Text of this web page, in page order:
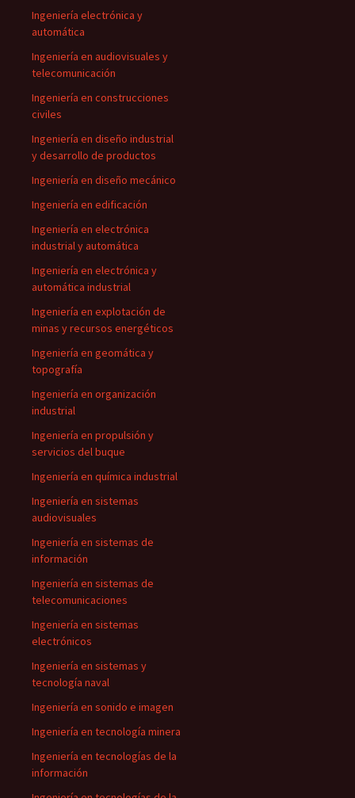
Ingeniería electrónica y
automática
Ingeniería en audiovisuales y
telecomunicación
Ingeniería en construcciones
civiles
Ingeniería en diseño industrial
y desarrollo de productos
Ingeniería en diseño mecánico
Ingeniería en edificación
Ingeniería en electrónica
industrial y automática
Ingeniería en electrónica y
automática industrial
Ingeniería en explotación de
minas y recursos energéticos
Ingeniería en geomática y
topografía
Ingeniería en organización
industrial
Ingeniería en propulsión y
servicios del buque
Ingeniería en química industrial
Ingeniería en sistemas
audiovisuales
Ingeniería en sistemas de
información
Ingeniería en sistemas de
telecomunicaciones
Ingeniería en sistemas
electrónicos
Ingeniería en sistemas y
tecnología naval
Ingeniería en sonido e imagen
Ingeniería en tecnología minera
Ingeniería en tecnologías de la
información